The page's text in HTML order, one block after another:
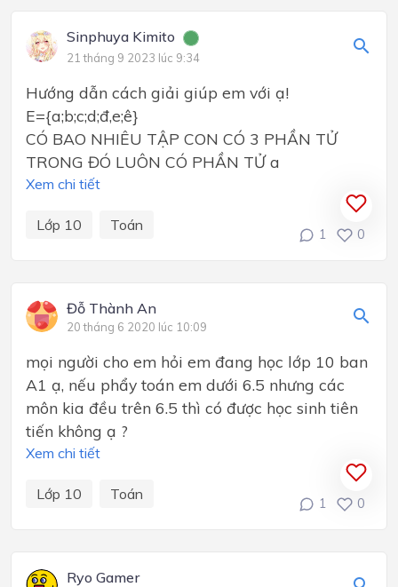
Sinphuya Kimito
21 tháng 9 2023 lúc 9:34
Hướng dẫn cách giải giúp em với ạ!
E={a;b;c;d;đ,e;ê}
CÓ BAO NHIÊU TẬP CON CÓ 3 PHẦN TỬ
TRONG ĐÓ LUÔN CÓ PHẦN TỬ a
Xem chi tiết
Lớp 10 Toán
1 0
Đỗ Thành An
20 tháng 6 2020 lúc 10:09
mọi người cho em hỏi em đang học lớp 10 ban
A1 ạ, nếu phẩy toán em dưới 6.5 nhưng các
môn kia đều trên 6.5 thì có được học sinh tiên
tiến không ạ ?
Xem chi tiết
Lớp 10 Toán
1 0
Ryo Gamer